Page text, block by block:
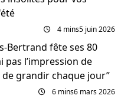
4 mins5 juin 2026
Bertrand fête ses 80
pas l’impression de
de grandir chaque jour”
6 mins6 mars 2026